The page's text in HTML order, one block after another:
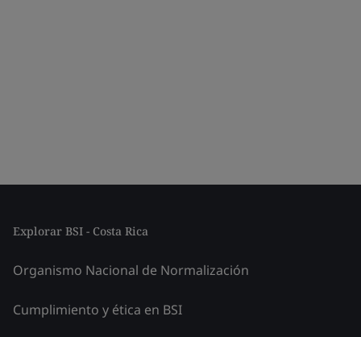
Explorar BSI - Costa Rica
Organismo Nacional de Normalización
Cumplimiento y ética en BSI